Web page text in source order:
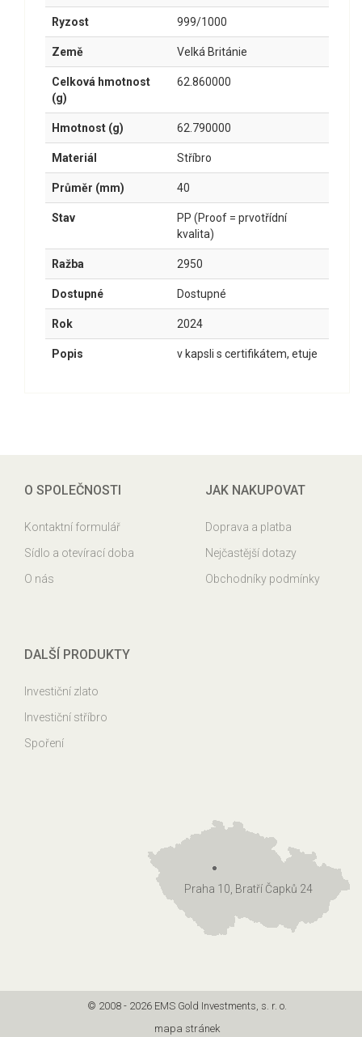
Ryzost 999/1000
Země Velká Británie
Celková hmotnost
(g)
62.860000
Hmotnost (g) 62.790000
Materiál Stříbro
Průměr (mm) 40
Stav
PP (Proof = prvotřídní
kvalita)
Ražba 2950
Dostupné Dostupné
Rok 2024
Popis v kapsli s certifikátem, etuje
O SPOLEČNOSTI
Kontaktní formulář
Sídlo a otevírací doba
O nás
JAK NAKUPOVAT
Doprava a platba
Nejčastější dotazy
Obchodníky podmínky
DALŠÍ PRODUKTY
Investiční zlato
Investiční stříbro
Spoření
Praha 10, Bratří Čapků 24
© 2008 - 2026 EMS Gold Investments, s. r. o.
mapa stránek